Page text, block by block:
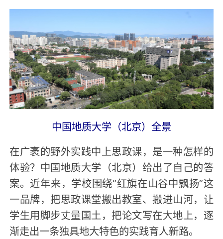
中国地质大学（北京）全景
在广袤的野外实践中上思政课，是一种怎样的
体验？中国地质大学（北京）给出了自己的答
案。近年来，学校围绕“红旗在山谷中飘扬”这
一品牌，把思政课堂搬出教室、搬进山河，让
学生用脚步丈量国土，把论文写在大地上，逐
渐走出一条独具地大特色的实践育人新路。